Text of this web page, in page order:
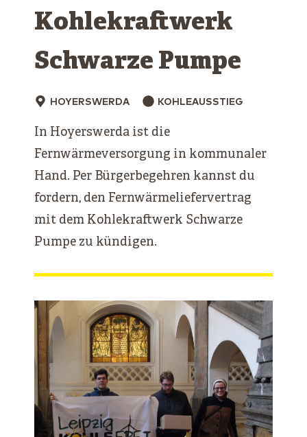
Kohlekraftwerk
Schwarze ­Pumpe
HOYERSWERDA KOHLEAUSSTIEG
In Hoyerswerda ist die
Fernwärmeversorgung in kommunaler
Hand. Per Bürgerbegehren kannst du
fordern, den Fernwärmeliefervertrag
mit dem Kohlekraftwerk Schwarze
Pumpe zu kündigen.